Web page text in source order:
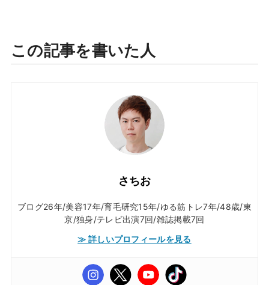
この記事を書いた人
さちお
ブログ26年/美容17年/育毛研究15年/ゆる筋トレ7年/48歳/東
京/独身/テレビ出演7回/雑誌掲載7回
≫ 詳しいプロフィールを見る